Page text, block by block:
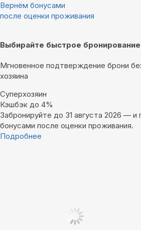
Вернём бонусами
после оценки проживания
Выбирайте быстрое бронирование
Мгновенное подтверждение брони
хозяина
Суперхозяин
Кэшбэк до 4%
Забронируйте до 31 августа 2026 — и
бонусами после оценки проживания.
Подробнее